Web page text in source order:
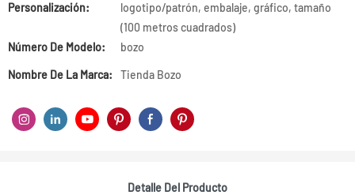
Personalización:
logotipo/patrón, embalaje, gráfico, tamaño
(100 metros cuadrados)
Número De Modelo:
bozo
Nombre De La Marca: Tienda Bozo
Detalle Del Producto